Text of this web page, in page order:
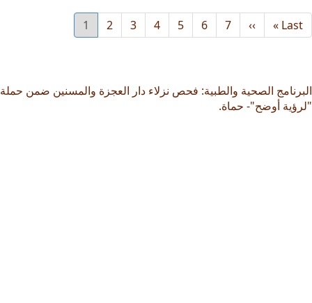
Current
page
1
الصفحة
2
الصفحة
3
الصفحة
4
الصفحة
5
الصفحة
6
الصفحة
7 Next
page
››
Last
page
Last »
البرنامج الصحية والطبية: فحص نزلاء دار العجزة والمسنين ضمن حملة
"لرؤية أوضح"- حماة.